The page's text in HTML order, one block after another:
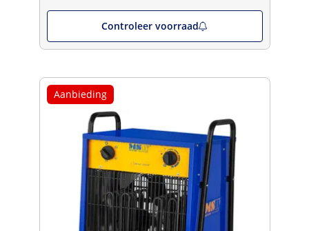
Controleer voorraad
Aanbieding